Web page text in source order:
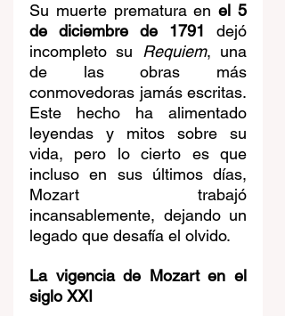
Su muerte prematura en el 5
de diciembre de 1791
dejó
incompleto su Requiem, una
de las obras más
conmovedoras jamás escritas.
Este hecho ha alimentado
leyendas y mitos sobre su
vida, pero lo cierto es que
incluso en sus últimos días,
Mozart trabajó
incansablemente, dejando un
legado que desafía el olvido.
La vigencia de Mozart en el
siglo XXI